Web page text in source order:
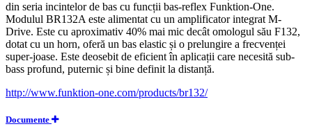
din seria incintelor de bas cu funcții bas-reflex Funktion-One.
Modulul BR132A este alimentat cu un amplificator integrat M-
Drive. Este cu aproximativ 40% mai mic decât omologul său F132,
dotat cu un horn, oferă un bas elastic și o prelungire a frecvenței
super-joase. Este deosebit de eficient în aplicații care necesită sub-
bass profund, puternic și bine definit la distanță.
http://www.funktion-one.com/products/br132/
Documente